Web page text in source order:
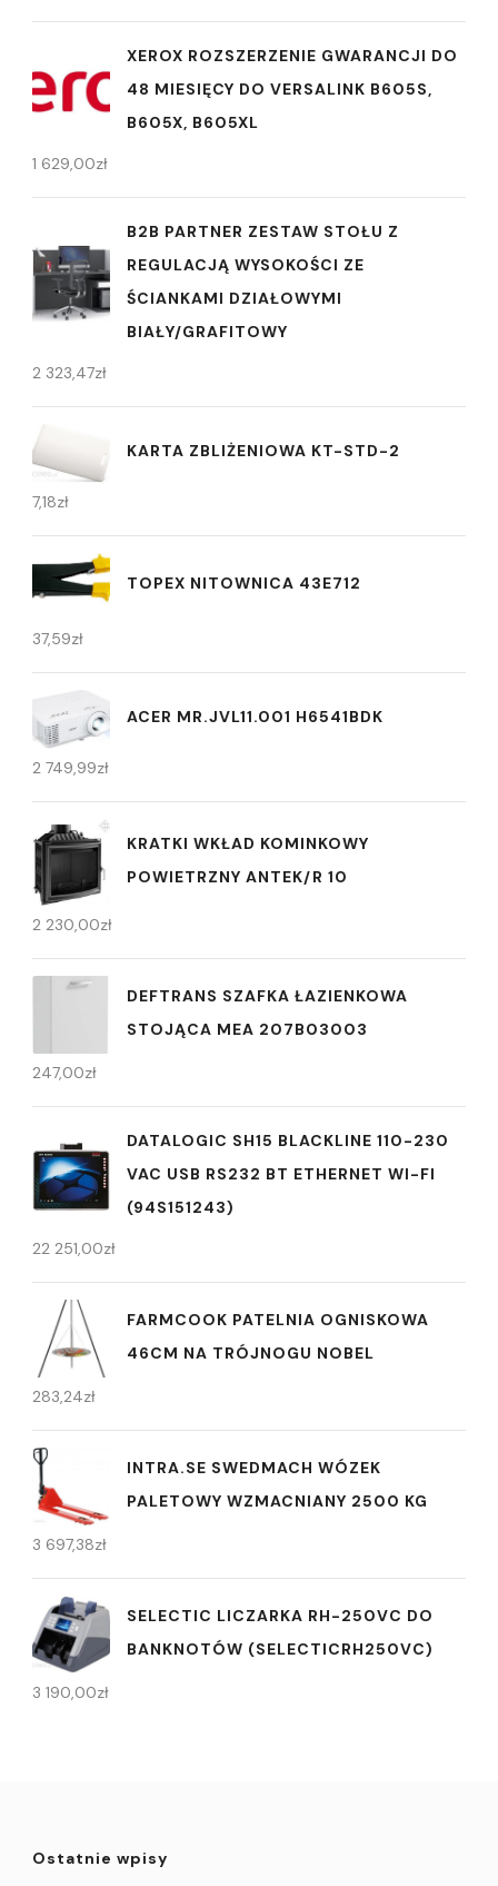
XEROX ROZSZERZENIE GWARANCJI DO
48 MIESIĘCY DO VERSALINK B605S,
B605X, B605XL
1 629,00zł
B2B PARTNER ZESTAW STOŁU Z
REGULACJĄ WYSOKOŚCI ZE
ŚCIANKAMI DZIAŁOWYMI
BIAŁY/GRAFITOWY
2 323,47zł
KARTA ZBLIŻENIOWA KT-STD-2
7,18zł
TOPEX NITOWNICA 43E712
37,59zł
ACER MR.JVL11.001 H6541BDK
2 749,99zł
KRATKI WKŁAD KOMINKOWY
POWIETRZNY ANTEK/R 10
2 230,00zł
DEFTRANS SZAFKA ŁAZIENKOWA
STOJĄCA MEA 207B03003
247,00zł
DATALOGIC SH15 BLACKLINE 110-230
VAC USB RS232 BT ETHERNET WI-FI
(94S151243)
22 251,00zł
FARMCOOK PATELNIA OGNISKOWA
46CM NA TRÓJNOGU NOBEL
283,24zł
INTRA.SE SWEDMACH WÓZEK
PALETOWY WZMACNIANY 2500 KG
3 697,38zł
SELECTIC LICZARKA RH-250VC DO
BANKNOTÓW (SELECTICRH250VC)
3 190,00zł
Ostatnie wpisy